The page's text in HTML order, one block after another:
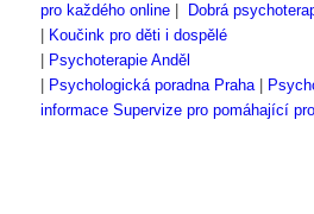
pro každého online|
Dobrá
Koučink pro děti i dospělé
Psychoterapie Anděl
Psychologická poradna Praha|
informace Supervize pro pomáhající